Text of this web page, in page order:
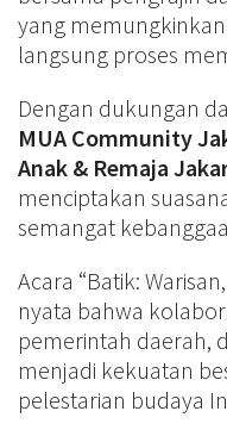
yang
langsung proses
Dengan dukungan
MUA Community
Anak & Remaja
menciptakan
semangat
Acara “Batik:
nyata bahwa
pemerintah daerah,
menjadi kekuatan
pelestarian budaya